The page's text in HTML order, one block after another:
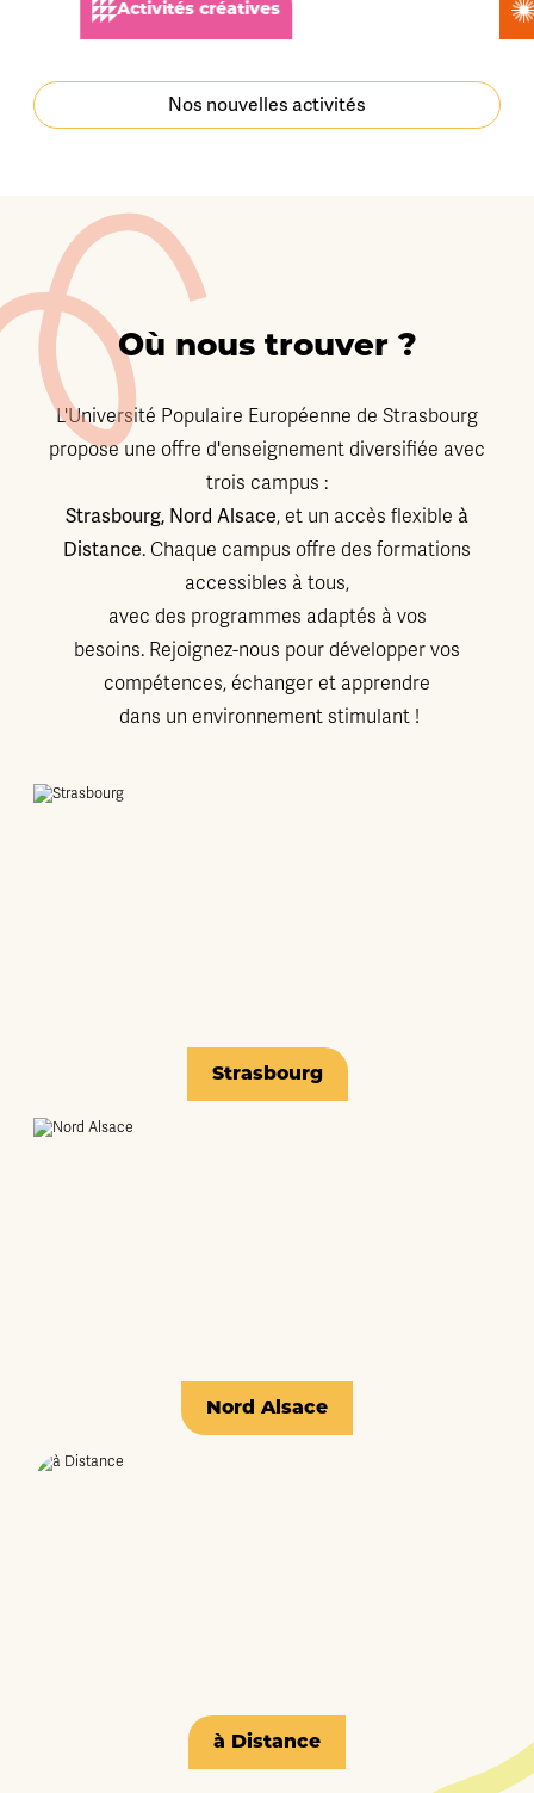
Activités créatives
Nos nouvelles activités
Où nous trouver ?
L'Université Populaire Européenne de Strasbourg
propose une offre d'enseignement diversifiée avec
trois campus :
Strasbourg, Nord Alsace, et un accès flexible à
Distance. Chaque campus offre des formations
accessibles à tous,
avec des programmes adaptés à vos
besoins. Rejoignez-nous pour développer vos
compétences, échanger et apprendre
dans un environnement stimulant !
Strasbourg
Nord Alsace
à Distance